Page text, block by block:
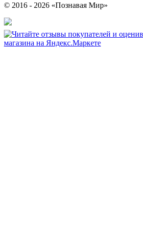
© 2016 - 2026 «Познавая Мир»